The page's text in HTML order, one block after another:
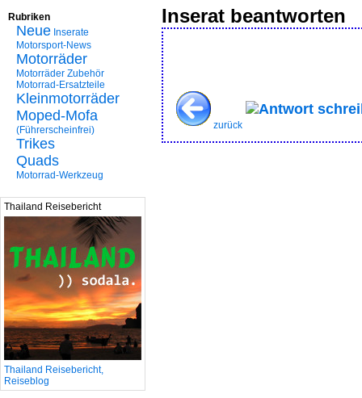
Rubriken
Neue Inserate
Motorsport-News
Motorräder
Motorräder Zubehör
Motorrad-Ersatzteile
Kleinmotorräder
Moped-Mofa
(Führerscheinfrei)
Trikes
Quads
Motorrad-Werkzeug
Thailand Reisebericht
Thailand Reisebericht,
Reiseblog
Inserat beantworten
zurück
Antwort